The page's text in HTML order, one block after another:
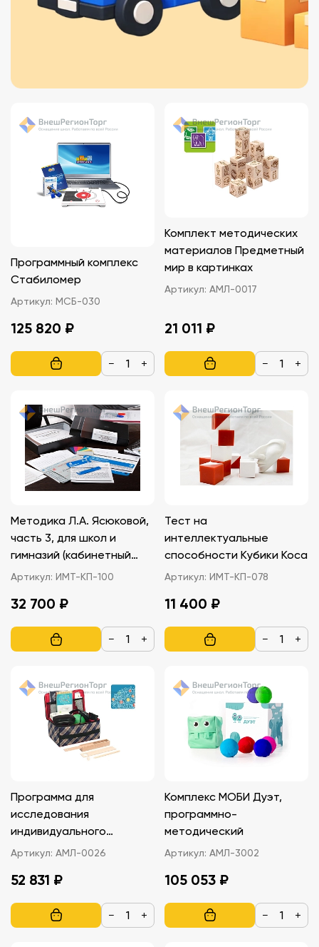
Программный комплекс
Стабиломер
Артикул: МСБ-030
125 820 ₽
− +
Комплект методических
материалов Предметный
мир в картинках
Артикул: АМЛ-0017
21 011 ₽
− +
Методика Л.А. Ясюковой,
часть 3, для школ и
гимназий (кабинетный
вариант)
Артикул: ИМТ-КП-100
32 700 ₽
− +
Тест на
интеллектуальные
способности Кубики Коса
Артикул: ИМТ-КП-078
11 400 ₽
− +
Программа для
исследования
индивидуального
латерального профиля.
Артикул: АМЛ-0026
52 831 ₽
− +
Комплекс МОБИ Дуэт,
программно-
методический
Артикул: АМЛ-3002
105 053 ₽
− +